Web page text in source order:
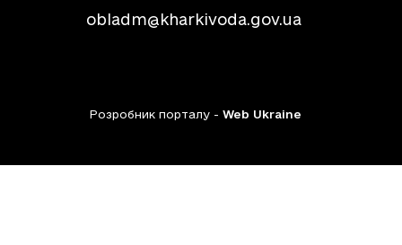
obladm@kharkivoda.gov.ua
Розробник порталу - Web Ukraine